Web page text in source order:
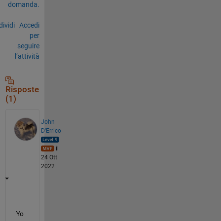
domanda.
Accedi
per
seguire
l’attività
Risposte
(1)
John
D'Errico
il
24 Ott
2022
Yo